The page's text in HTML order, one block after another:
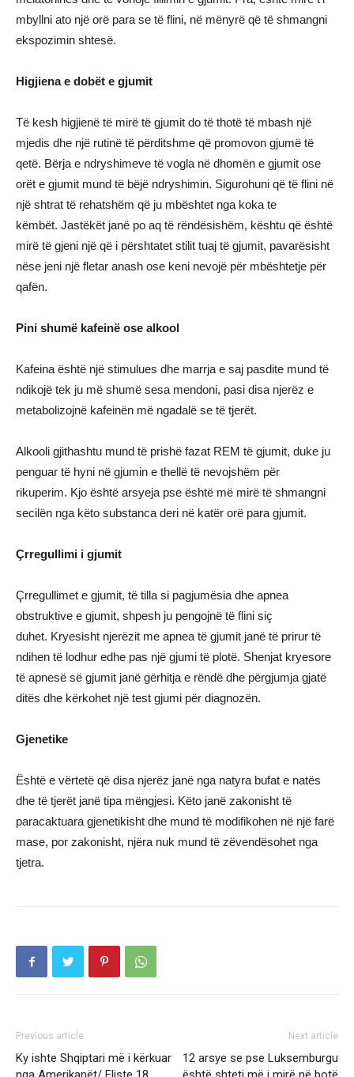
mbyllni ato një orë para se të flini, në mënyrë që të shmangni
ekspozimin shtesë.
Higjiena e dobët e gjumit
Të kesh higjienë të mirë të gjumit do të thotë të mbash një
mjedis dhe një rutinë të përditshme që promovon gjumë të
qetë. Bërja e ndryshimeve të vogla në dhomën e gjumit ose
orët e gjumit mund të bëjë ndryshimin. Sigurohuni që të flini në
një shtrat të rehatshëm që ju mbështet nga koka te
këmbët. Jastëkët janë po aq të rëndësishëm, kështu që është
mirë të gjeni një që i përshtatet stilit tuaj të gjumit, pavarësisht
nëse jeni një fletar anash ose keni nevojë për mbështetje për
qafën.
Pini shumë kafeinë ose alkool
Kafeina është një stimulues dhe marrja e saj pasdite mund të
ndikojë tek ju më shumë sesa mendoni, pasi disa njerëz e
metabolizojnë kafeinën më ngadalë se të tjerët.
Alkooli gjithashtu mund të prishë fazat REM të gjumit, duke ju
penguar të hyni në gjumin e thellë të nevojshëm për
rikuperim. Kjo është arsyeja pse është më mirë të shmangni
secilën nga këto substanca deri në katër orë para gjumit.
Çrregullimi i gjumit
Çrregullimet e gjumit, të tilla si pagjumësia dhe apnea
obstruktive e gjumit, shpesh ju pengojnë të flini siç
duhet. Kryesisht njerëzit me apnea të gjumit janë të prirur të
ndihen të lodhur edhe pas një gjumi të plotë. Shenjat kryesore
të apnesë së gjumit janë gërhitja e rëndë dhe përgjumja gjatë
ditës dhe kërkohet një test gjumi për diagnozën.
Gjenetike
Është e vërtetë që disa njerëz janë nga natyra bufat e natës
dhe të tjerët janë tipa mëngjesi. Këto janë zakonisht të
paracaktuara gjenetikisht dhe mund të modifikohen në një farë
mase, por zakonisht, njëra nuk mund të zëvendësohet nga
tjetra.
Previous article
Ky ishte Shqiptari më i kërkuar
Next article
12 arsye se pse Luksemburgu